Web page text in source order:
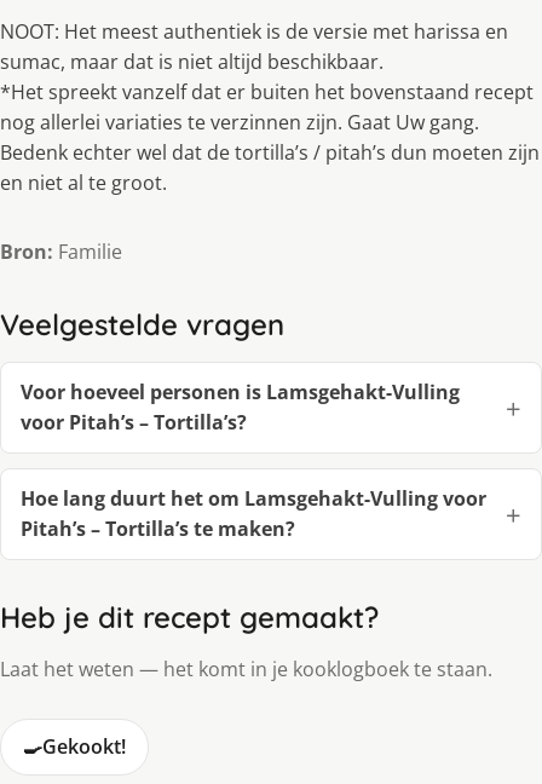
NOOT: Het meest authentiek is de versie met harissa en
sumac, maar dat is niet altijd beschikbaar.
*Het spreekt vanzelf dat er buiten het bovenstaand recept
nog allerlei variaties te verzinnen zijn. Gaat Uw gang.
Bedenk echter wel dat de tortilla’s / pitah’s dun moeten zijn
en niet al te groot.
Bron: Familie
Veelgestelde vragen
Voor hoeveel personen is Lamsgehakt-Vulling
voor Pitah’s – Tortilla’s?
Hoe lang duurt het om Lamsgehakt-Vulling voor
Pitah’s – Tortilla’s te maken?
Heb je dit recept gemaakt?
Laat het weten — het komt in je kooklogboek te staan.
🍳Gekookt!